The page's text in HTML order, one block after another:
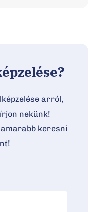
arról,
nekünk!
keresni